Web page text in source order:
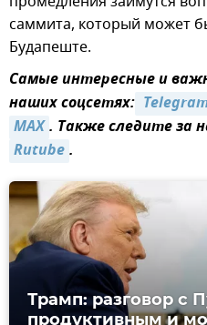
саммита, который может
Будапеште.
Самые интересные и
наших соцсетях:
MAX. Также следите за
Rutube.
Трамп: разговор с
продуктивным и